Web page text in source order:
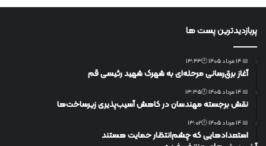
پربازدیدترین پست ها
📅 14 مرداد 1405 🕙13:43
آغاز برق‌رسانی مرحله‌ای به شهرک شهید رئیسی قم
📅 14 مرداد 1405 🕙13:35
نقش برجسته مهندسان در کاهش آسیب‌پذیری زیرساخت‌ها
📅 14 مرداد 1405 🕙13:02
استعدادهایی که چشم‌انتظار حمایت هستند